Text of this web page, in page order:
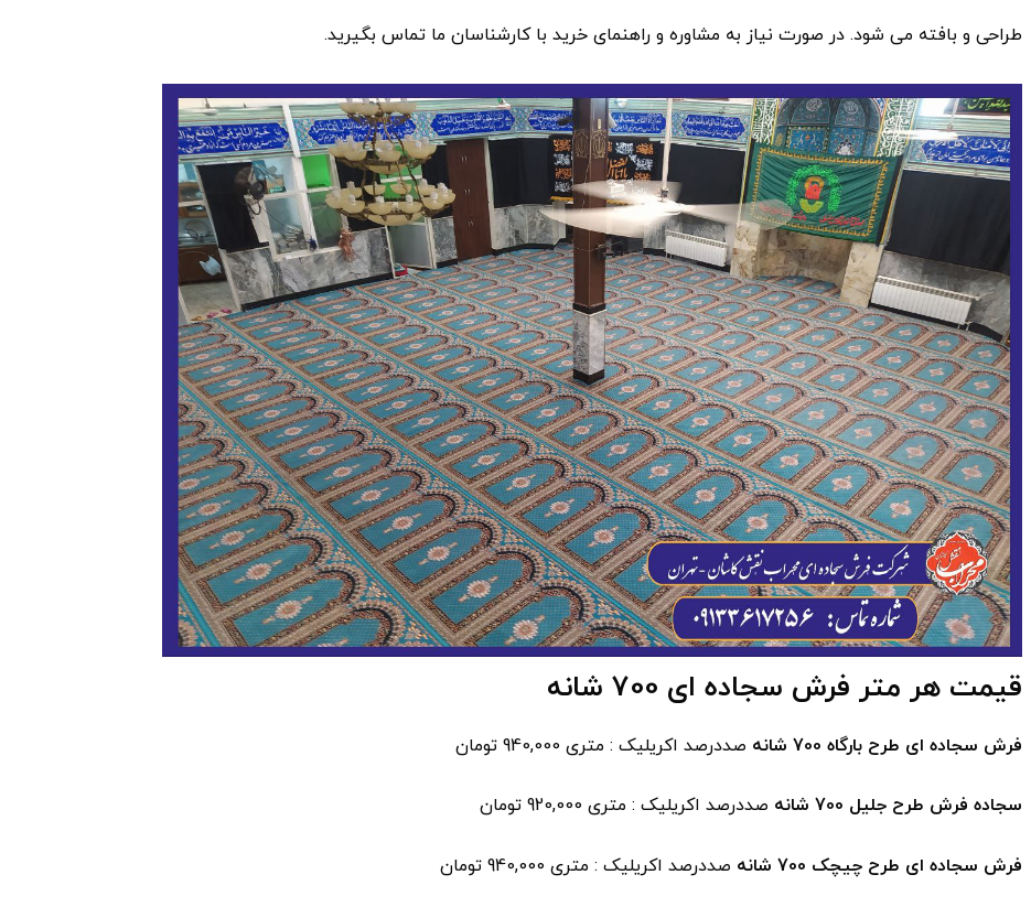
طراحی و بافته می شود. در صورت نیاز به مشاوره و راهنمای خرید با کارشناسان ما تماس بگیرید.
قیمت هر متر فرش سجاده ای 700 شانه
فرش سجاده ای طرح بارگاه 700 شانه صددرصد اکریلیک : متری 940,000 تومان
سجاده فرش طرح جلیل 700 شانه صددرصد اکریلیک : متری 920,000 تومان
فرش سجاده ای طرح چیچک 700 شانه صددرصد اکریلیک : متری 940,000 تومان